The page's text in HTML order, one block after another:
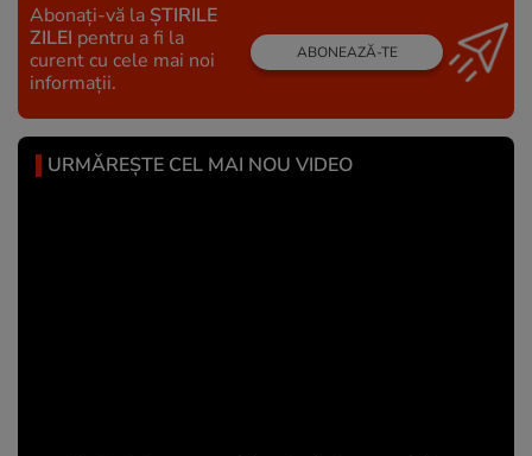
Abonați-vă la ȘTIRILE
ZILEI pentru a fi la
curent cu cele mai noi
informații.
ABONEAZĂ-TE
URMĂREȘTE CEL MAI NOU VIDEO